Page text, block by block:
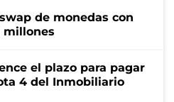
de monedas con
millones
el plazo para pagar
4 del Inmobiliario